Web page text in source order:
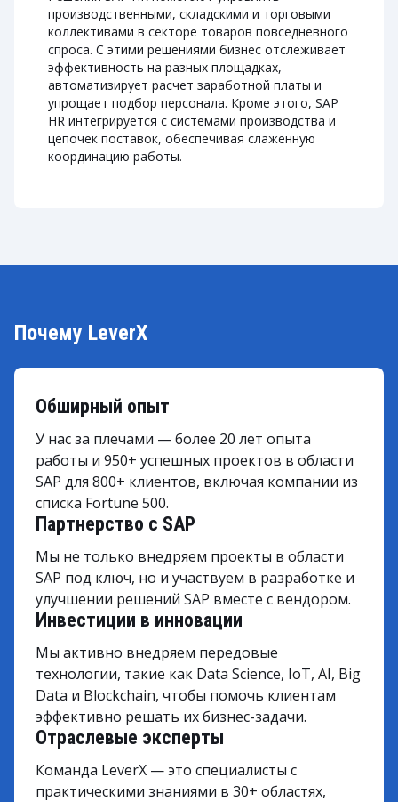
производственными, складскими и торговыми
коллективами в секторе товаров повседневного
спроса. С этими решениями бизнес отслеживает
эффективность на разных площадках,
автоматизирует расчет заработной платы и
упрощает подбор персонала. Кроме этого, SAP
HR интегрируется с системами производства и
цепочек поставок, обеспечивая слаженную
координацию работы.
Почему LeverX
Обширный опыт
У нас за плечами — более 20 лет опыта
работы и 950+ успешных проектов в области
SAP для 800+ клиентов, включая компании из
списка Fortune 500.
Отраслевые эксперты
Команда LeverX — это специалисты с
практическими знаниями в 30+ областях,
Партнерство с SAP
Мы не только внедряем проекты в области
SAP под ключ, но и участвуем в разработке и
улучшении решений SAP вместе с вендором.
Инвестиции в инновации
Мы активно внедряем передовые
технологии, такие как Data Science, IoT, AI, Big
Data и Blockchain, чтобы помочь клиентам
эффективно решать их бизнес-задачи.